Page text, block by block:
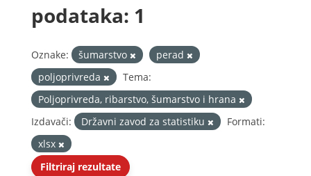
podataka: 1
Oznake: šumarstvo
perad
poljoprivreda
Tema:
Poljoprivreda, ribarstvo, šumarstvo i hrana
Izdavači:
Državni zavod za statistiku
Formati:
xlsx
Filtriraj rezultate